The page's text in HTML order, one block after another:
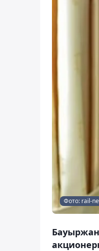
Фото: rail-